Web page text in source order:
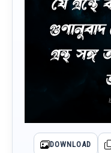
গ্রন্থ
DOWNLOAD